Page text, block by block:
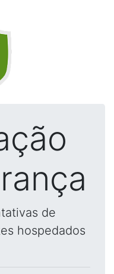
de
hospedados